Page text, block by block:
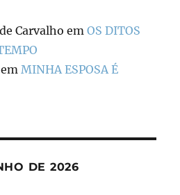
Carvalho emOS DITOS
em MINHA ESPOSA É
DE 2026